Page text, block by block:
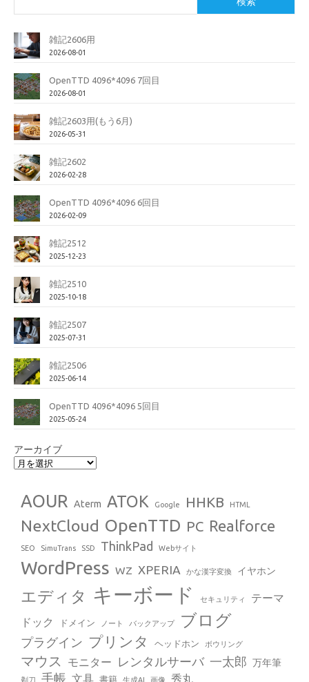
雑記2606用
2026-08-01
OpenTTD 4096*4096 7回目
2026-08-01
雑記2603用(もう6月)
2026-05-31
雑記2602
2026-02-28
OpenTTD 4096*4096 6回目
2026-02-09
雑記2512
2025-12-23
雑記2510
2025-10-18
雑記2507
2025-07-31
雑記2506
2025-06-14
OpenTTD 4096*4096 5回目
2025-05-24
アーカイブ
AOUR Aterm ATOK Google HHKB HTML
NextCloud OpenTTD PC Realforce
SEO SimuTrans SSD ThinkPad Webサイト
WordPress WZ XPERIA かな漢字変換 イヤホン
エディタ キーボード セキュリティ
テーマ
ドック
ドメイン ノート バックアップ ブログ
プラグイン プリンタ ヘッドホン ボウリング
マウス モニター レンタルサーバ 一太郎 万年筆
剃刀 手帳 文具 書籍 生成AI 画像 秀丸